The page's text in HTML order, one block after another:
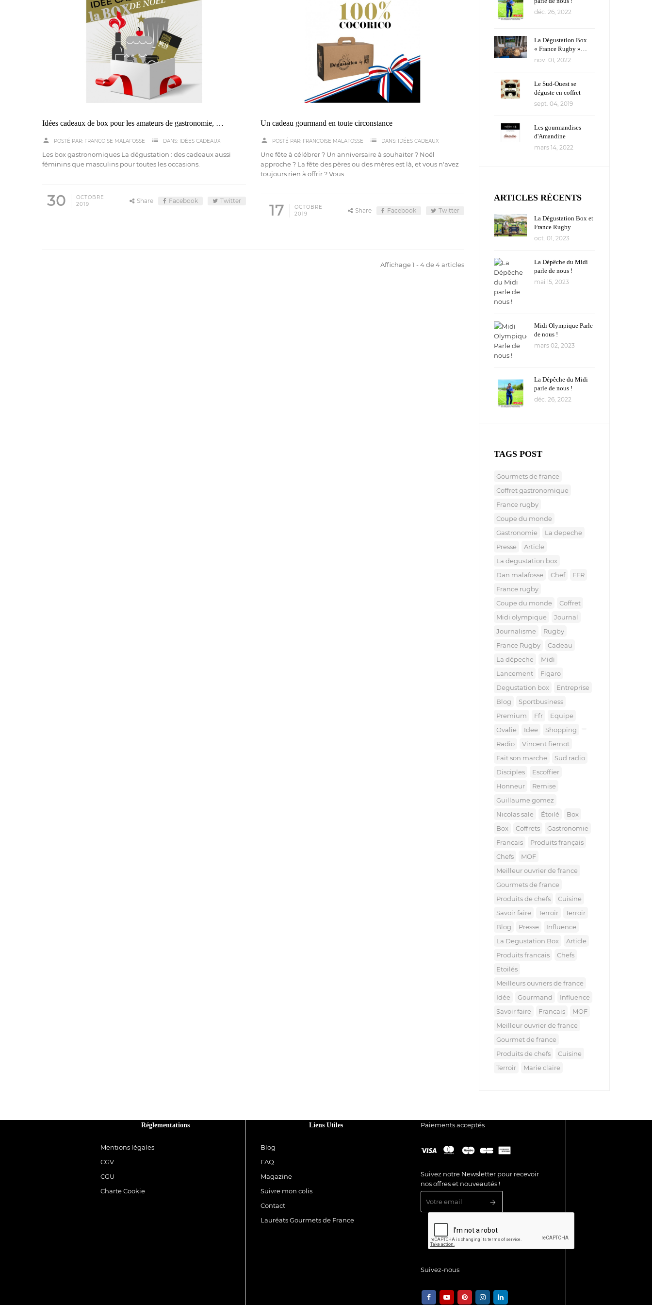
Idées cadeaux de box pour les amateurs de gastronomie, vins et épicerie fine
Share Facebook Twitter
person POSTÉ PAR: FRANCOISE MALAFOSSE list DANS: IDÉES CADEAUX
OCTOBRE
30 2019
Les box gastronomiques La dégustation : des cadeaux aussi
féminins que masculins pour toutes les occasions.
Un cadeau gourmand en toute circonstance
Share Facebook Twitter
person POSTÉ PAR: FRANCOISE MALAFOSSE list DANS: IDÉES CADEAUX
OCTOBRE
17 2019
Une fête à célébrer ? Un anniversaire à souhaiter ? Noël
approche ? La fête des pères ou des mères est là, et vous n'avez
toujours rien à offrir ? Vous...
Affichage 1 - 4 de 4 articles
déc. 26, 2022
La Dégustation Box
« France Rugby »…
Un coffret
nov. 01, 2022
Le Sud-Ouest se
déguste en coffret
gastronomique
sept. 04, 2019
Les gourmandises
d'Amandine
mars 14, 2022
ARTICLES RÉCENTS
La Dégustation Box et
France Rugby
oct. 01, 2023
La Dépêche du Midi
parle de nous !
mai 15, 2023
Midi Olympique Parle
de nous !
mars 02, 2023
La Dépêche du Midi
parle de nous !
déc. 26, 2022
TAGS POST
gourmets de france
coffret gastronomique
france rugby
coupe du monde
gastronomie
la depeche
presse
article
la degustation box
dan malafosse
chef
FFR
france rugby
coupe du monde
coffret
midi olympique
journal
journalisme
rugby
France Rugby
cadeau
la dépeche
midi
lancement
figaro
degustation box
entreprise
blog
sportbusiness
premium
ffr
equipe
ovalie
idee
shopping
radio
vincent fiernot
fait son marche
sud radio
disciples
escoffier
honneur
remise
guillaume gomez
nicolas sale
étoilé
box
Box
coffrets
gastronomie
français
produits français
chefs
MOF
meilleur ouvrier de france
gourmets de france
produits de chefs
cuisine
savoir faire
terroir
terroir
blog
presse
influence
la Degustation Box
article
produits francais
chefs
etoilés
meilleurs ouvriers de france
idée
gourmand
influence
savoir faire
francais
MOF
meilleur ouvrier de france
gourmet de france
produits de chefs
cuisine
terroir
marie claire
Réglementations
Mentions légales
CGV
CGU
Charte Cookie
Liens Utiles
Blog
FAQ
Magazine
Suivre mon colis
Contact
Lauréats Gourmets de France
Paiements acceptés
Suivez notre Newsletter pour recevoir
nos offres et nouveautés !
Suivez-nous